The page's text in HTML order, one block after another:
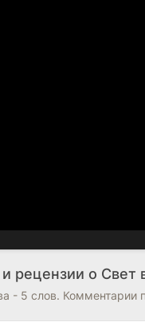
рецензии о Свет
- 5 слов. Комментарии